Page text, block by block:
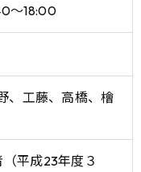
〜18:00
、工藤、高橋、檜
平成23年度３